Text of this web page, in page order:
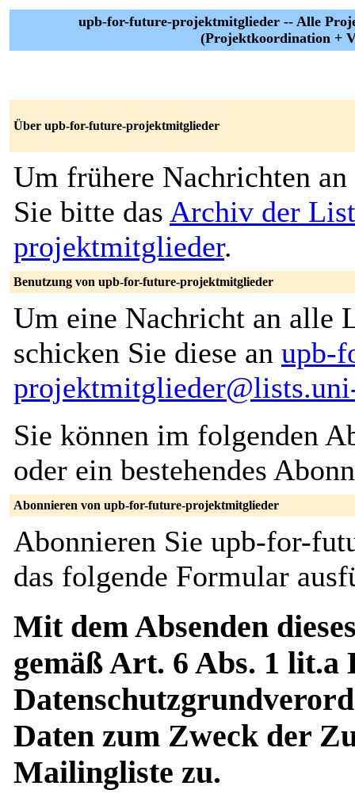
upb-for-future-projektmitglieder -- Alle
(Projektkoordination +
Über upb-for-future-projektmitglieder
Um frühere Nachrichten an
Sie bitte das Archiv der
projektmitglieder.
Benutzung von upb-for-future-projektmitglieder
Um eine Nachricht an alle
schicken Sie diese an upb-
Sie können im folgenden
oder ein bestehendes
Abonnieren von upb-for-future-projektmitglieder
Abonnieren Sie upb-for-
das folgende Formular
Mit dem Absenden
gemäß Art. 6 Abs. 1 lit.a
Daten zum Zweck der
Mailingliste zu.